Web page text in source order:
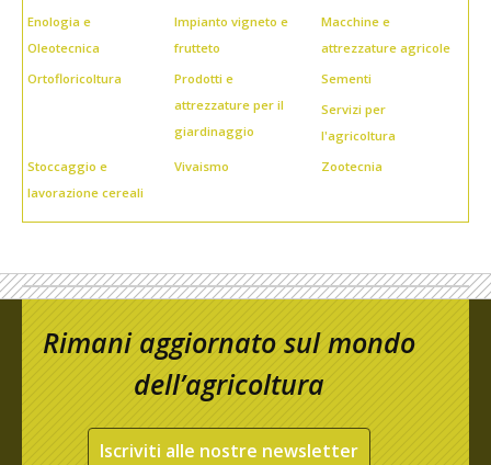
Enologia e
Oleotecnica
Impianto vigneto e
frutteto
Macchine e
attrezzature agricole
Ortofloricoltura
Prodotti e
attrezzature per il
giardinaggio
Sementi
Servizi per
l'agricoltura
Stoccaggio e
lavorazione cereali
Vivaismo Zootecnia
Rimani aggiornato sul mondo
dell’agricoltura
Iscriviti alle nostre newsletter